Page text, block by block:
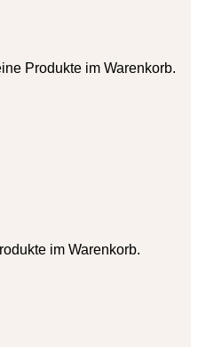
Produkte im Warenkorb.
im Warenkorb.